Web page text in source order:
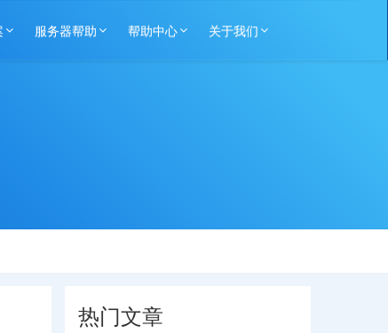
服务器帮助 帮助中心 关于我们
热门文章